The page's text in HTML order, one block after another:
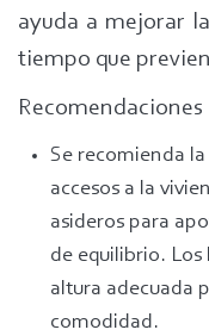
ayuda a mejorar
tiempo que
Recomendaciones
Se recomienda
accesos a la
asideros para
de equilibrio. Los
altura adecuada
comodidad.